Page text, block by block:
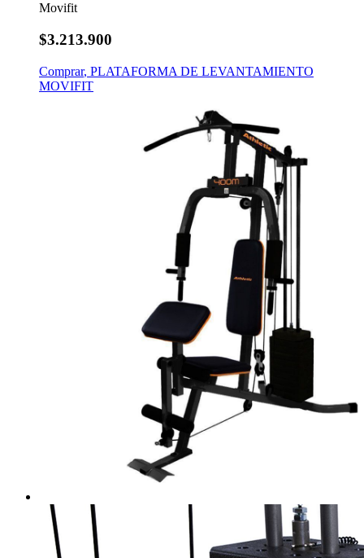
Movifit
$3.213.900
Comprar, PLATAFORMA DE LEVANTAMIENTO
MOVIFIT